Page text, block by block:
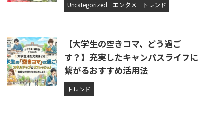
Uncategorized エンタメ トレンド
【大学生の空きコマ、どう過ご
す？】充実したキャンパスライフに
繋がるおすすめ活用法
トレンド